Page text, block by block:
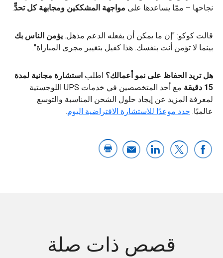
نجاحها – ممّا يساعدها على مواجهة المشككين ومجابهة كل تحدٍّ.
قالت كوكو: "إن ما يمكن أن يفعله الدعم مذهل. يؤمن الناس بك
بينما لا تؤمن أنت بنفسك. هذا كفيل بتغيير مجرى المباراة".
هل تريد الحفاظ على نمو أعمالك؟ اطلب استشارة مجانية لمدة
15 دقيقة
مع أحد المتخصصين في خدمات UPS اللوجستية
لمعرفة المزيد عن إيجاد حلول الشحن المناسبة والتوسع
عالميًا. حدد موعدًا للاستشارة الافتراضية اليوم.
قصص ذات صلة